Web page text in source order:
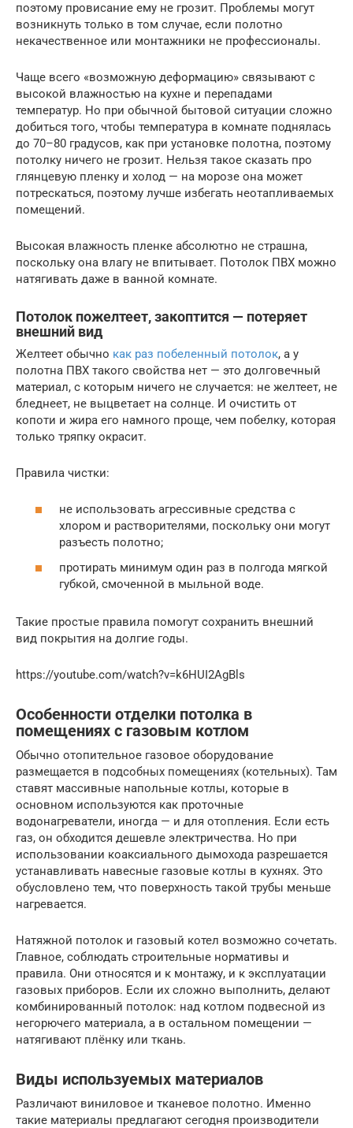
поэтому провисание ему не грозит. Проблемы могут
возникнуть только в том случае, если полотно
некачественное или монтажники не профессионалы.
Чаще всего «возможную деформацию» связывают с
высокой влажностью на кухне и перепадами
температур. Но при обычной бытовой ситуации сложно
добиться того, чтобы температура в комнате поднялась
до 70–80 градусов, как при установке полотна, поэтому
потолку ничего не грозит. Нельзя такое сказать про
глянцевую пленку и холод — на морозе она может
потрескаться, поэтому лучше избегать неотапливаемых
помещений.
Высокая влажность пленке абсолютно не страшна,
поскольку она влагу не впитывает. Потолок ПВХ можно
натягивать даже в ванной комнате.
Потолок пожелтеет, закоптится — потеряет
внешний вид
Желтеет обычно как раз побеленный потолок, а у
полотна ПВХ такого свойства нет — это долговечный
материал, с которым ничего не случается: не желтеет, не
бледнеет, не выцветает на солнце. И очистить от
копоти и жира его намного проще, чем побелку, которая
только тряпку окрасит.
Правила чистки:
не использовать агрессивные средства с
хлором и растворителями, поскольку они могут
разъесть полотно;
протирать минимум один раз в полгода мягкой
губкой, смоченной в мыльной воде.
Такие простые правила помогут сохранить внешний
вид покрытия на долгие годы.
https://youtube.com/watch?v=k6HUI2AgBls
Особенности отделки потолка в
помещениях с газовым котлом
Обычно отопительное газовое оборудование
размещается в подсобных помещениях (котельных). Там
ставят массивные напольные котлы, которые в
основном используются как проточные
водонагреватели, иногда — и для отопления. Если есть
газ, он обходится дешевле электричества. Но при
использовании коаксиального дымохода разрешается
устанавливать навесные газовые котлы в кухнях. Это
обусловлено тем, что поверхность такой трубы меньше
нагревается.
Натяжной потолок и газовый котел возможно сочетать.
Главное, соблюдать строительные нормативы и
правила. Они относятся и к монтажу, и к эксплуатации
газовых приборов. Если их сложно выполнить, делают
комбинированный потолок: над котлом подвесной из
негорючего материала, а в остальном помещении —
натягивают плёнку или ткань.
Виды используемых материалов
Различают виниловое и тканевое полотно. Именно
такие материалы предлагают сегодня производители